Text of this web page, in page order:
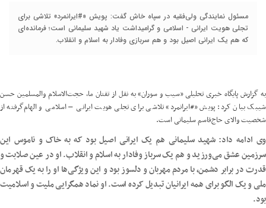
مسئول نمایندگی ولی‌فقیه در سپاه خاش گفت: پویش «#ایرانمرد» تلاشی برای
تجلی هویت ایرانی - اسلامی و گرامیداشت یاد شهید سلیمانی است؛ فرمانده‌ای
که هم یک ایرانی اصیل بود و هم سربازی وفادار به اسلام و انقلاب.
به گزارش پایگاه خبری تحلیلی«سیبو سوران» به نقل از تفتان ما، حجت‌الاسلام‌ والمسلمین حسن
شیبک بیان کرد: پویش «#ایرانمرد» تلاشی برای تجلی هویت ایرانی – اسلامی و الهام‌گرفته از
شخصیت والای حاج‌قاسم سلیمانی است.
وی ادامه داد: شهید سلیمانی هم یک ایرانی اصیل بود که به خاک و ناموس این
سرزمین عشق می‌ورزید و هم یک سرباز وفادار به اسلام و انقلاب. او در عین صلابت و
قدرت در برابر دشمن، با مردم مهربان و دلسوز بود و این ویژگی‌ها او را به یک قهرمان
ملی و یک الگو برای همه ایرانیان تبدیل کرده است. او نماد همگرایی ملیت و اسلامیت
بود.